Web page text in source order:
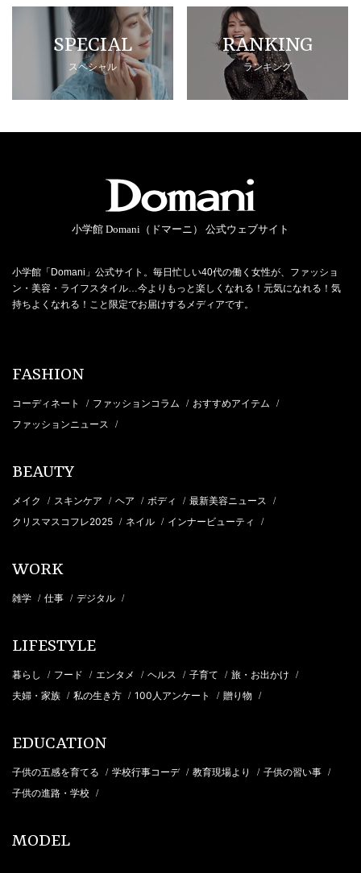
SPECIAL
スペシャル
RANKING
ランキング
小学館 Domani（ドマーニ） 公式ウェブサイト
小学館「Domani」公式サイト。毎日忙しい40代の働く女性が、ファッショ
ン・美容・ライフスタイル…今よりもっと楽しくなれる！元気になれる！気
持ちよくなれる！こと限定でお届けするメディアです。
FASHION
コーディネート / ファッションコラム / おすすめアイテム /
ファッションニュース /
BEAUTY
メイク / スキンケア / ヘア / ボディ / 最新美容ニュース /
クリスマスコフレ2025 / ネイル / インナービューティ /
WORK
雑学 / 仕事 / デジタル /
LIFESTYLE
暮らし / フード / エンタメ / ヘルス / 子育て / 旅・お出かけ /
夫婦・家族 / 私の生き方 / 100人アンケート / 贈り物 /
EDUCATION
子供の五感を育てる / 学校行事コーデ / 教育現場より / 子供の習い事 /
子供の進路・学校 /
MODEL